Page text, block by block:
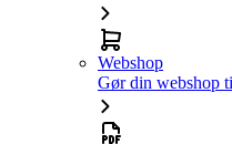
Webshop
Gør din webshop